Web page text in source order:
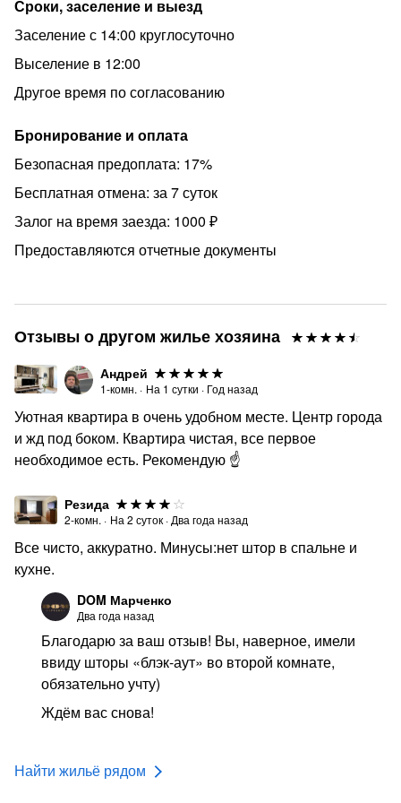
- «Тихие часы» (когда нельзя шуметь): с 22:00 до 08:00
- Не сдается лицам моложе 25 лет.
Мы оставляем за собой право не возвращать залог в
случае нарушения правил проживания, повреждения
или порчи имущества.
С заботой о ВАС ♥, D.O.M Марченко
Сроки, заселение и выезд
Заселение с 14:00 круглосуточно
Выселение в 12:00
Другое время по согласованию
Бронирование и оплата
Безопасная предоплата: 17%
Бесплатная отмена: за 7 суток
Залог на время заезда: 1000 ₽
Предоставляются отчетные документы
Отзывы о другом жилье хозяина
Андрей
1-комн. · На 1 сутки · Год назад
Уютная квартира в очень удобном месте. Центр города
и жд под боком. Квартира чистая, все первое
необходимое есть. Рекомендую ☝️
Резида
2-комн. · На 2 суток · Два года назад
Все чисто, аккуратно. Минусы:нет штор в спальне и
кухне.
DOM Марченко
Два года назад
Благодарю за ваш отзыв! Вы, наверное, имели
ввиду шторы «блэк-аут» во второй комнате,
обязательно учту)
Ждём вас снова!
Найти жильё рядом